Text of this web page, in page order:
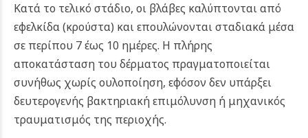
Κατά το τελικό στάδιο, οι βλάβες καλύπτονται από
εφελκίδα (κρούστα) και επουλώνονται σταδιακά μέσα
σε περίπου 7 έως 10 ημέρες. Η πλήρης
αποκατάσταση του δέρματος πραγματοποιείται
συνήθως χωρίς ουλοποίηση, εφόσον δεν υπάρξει
δευτερογενής βακτηριακή επιμόλυνση ή μηχανικός
τραυματισμός της περιοχής.